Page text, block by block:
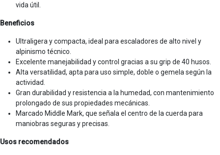
vida útil.
Beneficios
Ultraligera y compacta, ideal para escaladores de alto nivel y
alpinismo técnico.
Excelente manejabilidad y control gracias a su grip de 40 husos.
Alta versatilidad, apta para uso simple, doble o gemela según la
actividad.
Gran durabilidad y resistencia a la humedad, con mantenimiento
prolongado de sus propiedades mecánicas.
Marcado Middle Mark, que señala el centro de la cuerda para
maniobras seguras y precisas.
Usos recomendados